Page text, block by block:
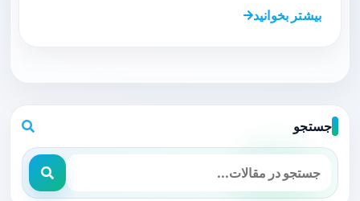
بیشتر بخوانید
جستجو